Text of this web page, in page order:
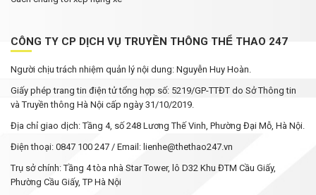
CÔNG TY CP DỊCH VỤ TRUYỀN THÔNG THỂ THAO 247
Người chịu trách nhiệm quản lý nội dung: Nguyễn Huy Hoàn.
Giấy phép trang tin điện tử tổng hợp số: 5219/GP-TTĐT do Sở Thông tin
và Truyền thông Hà Nội cấp ngày 31/10/2019.
Địa chỉ giao dịch: Tầng 4, số 248 Lương Thế Vinh, Phường Đại Mỗ, Hà Nội.
Điện thoại: 0847 100 247 / Email: lienhe@thethao247.vn
Trụ sở chính: Tầng 4 tòa nhà Star Tower, lô D32 Khu ĐTM Cầu Giấy,
Phường Cầu Giấy, TP Hà Nội